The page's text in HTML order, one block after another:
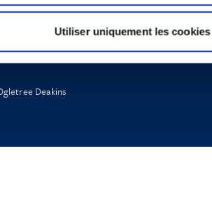
Utiliser uniquement les
Deakins